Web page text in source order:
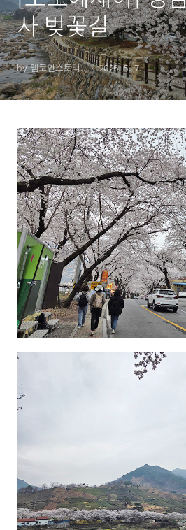
사 벚꽃길
by 앰코인스토리.. 2026. 5. 7.